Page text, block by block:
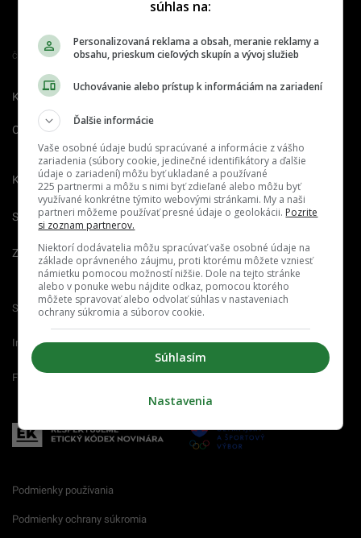
Člen združenia IAB Slovakia
Kontakt Inzercia
O nás
chybu
Kariéra
Spravovať notifikácie
Zrušiť predplatné
Startitup.sk Fontech.sk
Interez.sk Emefka.sk Receptik.sk
Femm.sk
Podmienky používania
Podmienky ochrany súkromia
súhlas na:
Personalizovaná reklama a obsah, meranie reklamy a
obsahu, prieskum cieľových skupín a vývoj služieb
Uchovávanie alebo prístup k informáciám na zariadení
Ďalšie informácie
Vaše osobné údaje budú spracúvané a informácie z vášho
zariadenia (súbory cookie, jedinečné identifikátory a ďalšie
údaje o zariadení) môžu byť ukladané a používané
225 partnermi a môžu s nimi byť zdieľané alebo môžu byť
využívané konkrétne týmito webovými stránkami. My a naši
partneri môžeme používať presné údaje o geolokácii. Pozrite
si zoznam partnerov.
Niektorí dodávatelia môžu spracúvať vaše osobné údaje na
základe oprávneného záujmu, proti ktorému môžete vzniesť
námietku pomocou možností nižšie. Dole na tejto stránke
alebo v ponuke webu nájdite odkaz, pomocou ktorého
môžete spravovať alebo odvolať súhlas v nastaveniach
ochrany súkromia a súborov cookie.
Súhlasím
Nastavenia